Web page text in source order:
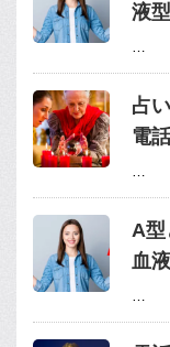
液
…
占
電
…
A型
血
…